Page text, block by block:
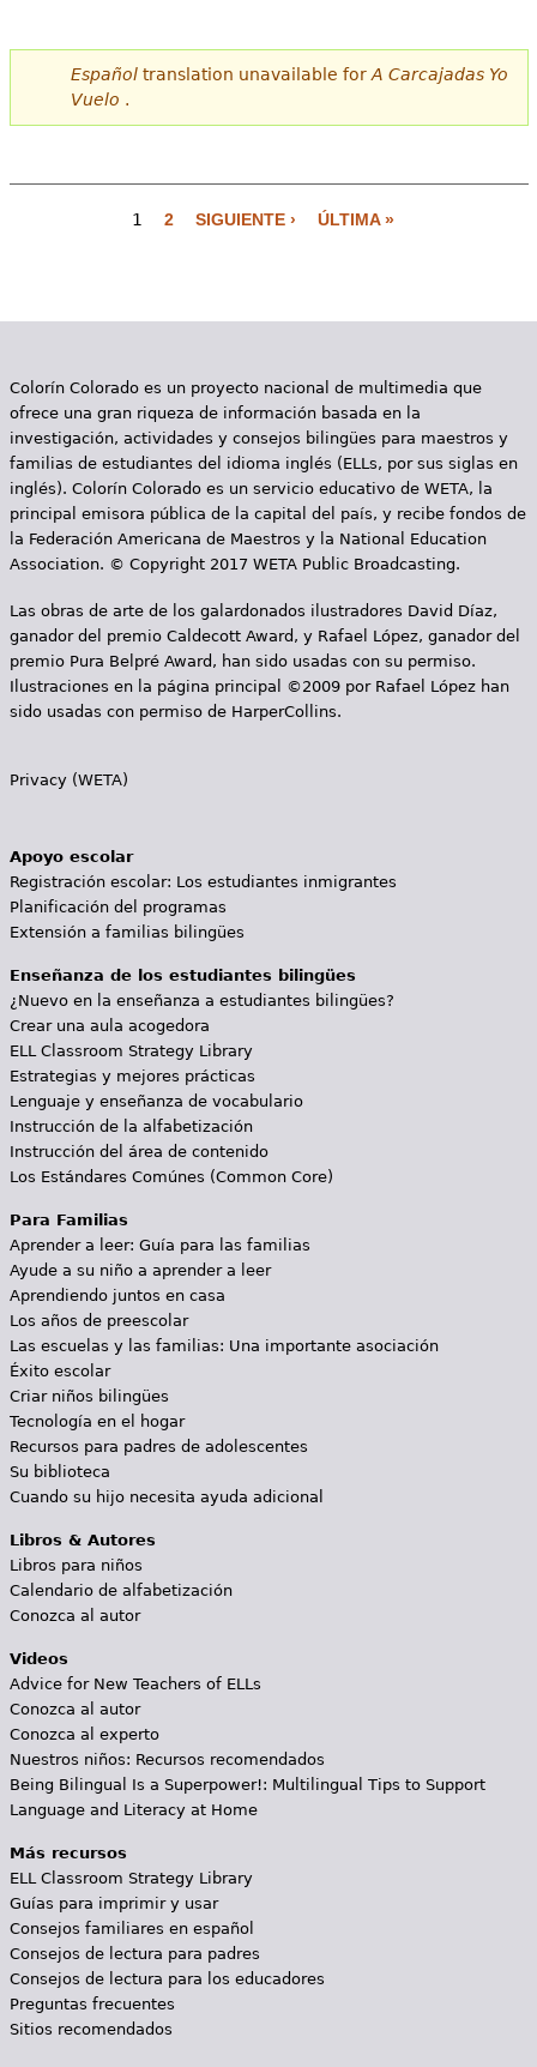
Españoltranslation unavailable for A Carcajadas Yo
Vuelo .
g
n
a
s
1 2 SIGUIENTE › ÚLTIMA »
Colorín Colorado es un proyecto nacional de multimedia que
ofrece una gran riqueza de información basada en la
investigación, actividades y consejos bilingües para maestros y
familias de estudiantes del idioma inglés (ELLs, por sus siglas en
inglés). Colorín Colorado es un servicio educativo de WETA, la
principal emisora pública de la capital del país, y recibe fondos de
la Federación Americana de Maestros y la National Education
Association. © Copyright 2017 WETA Public Broadcasting.
Las obras de arte de los galardonados ilustradores David Díaz,
ganador del premio Caldecott Award, y Rafael López, ganador del
premio Pura Belpré Award, han sido usadas con su permiso.
Ilustraciones en la página principal ©2009 por Rafael López han
sido usadas con permiso de HarperCollins.
Privacy (WETA)
Apoyo escolar
Registración escolar: Los estudiantes inmigrantes
Planificación del programas
Extensión a familias bilingües
Enseñanza de los estudiantes bilingües
¿Nuevo en la enseñanza a estudiantes bilingües?
Crear una aula acogedora
ELL Classroom Strategy Library
Estrategias y mejores prácticas
Lenguaje y enseñanza de vocabulario
Instrucción de la alfabetización
Instrucción del área de contenido
Los Estándares Comúnes (Common Core)
Para Familias
Aprender a leer: Guía para las familias
Ayude a su niño a aprender a leer
Aprendiendo juntos en casa
Los años de preescolar
Las escuelas y las familias: Una importante asociación
Éxito escolar
Criar niños bilingües
Tecnología en el hogar
Recursos para padres de adolescentes
Su biblioteca
Cuando su hijo necesita ayuda adicional
Libros & Autores
Libros para niños
Calendario de alfabetización
Conozca al autor
Videos
Advice for New Teachers of ELLs
Conozca al autor
Conozca al experto
Nuestros niños: Recursos recomendados
Being Bilingual Is a Superpower!: Multilingual Tips to Support
Language and Literacy at Home
Más recursos
ELL Classroom Strategy Library
Guías para imprimir y usar
Consejos familiares en español
Consejos de lectura para padres
Consejos de lectura para los educadores
Preguntas frecuentes
Sitios recomendados